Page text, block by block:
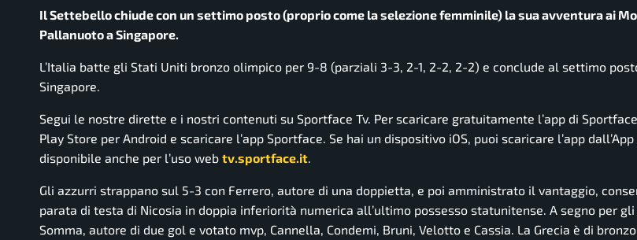
Il Settebello chiude con un settimo posto (proprio come la selezione femminile) la sua avventura ai
Pallanuoto a Singapore.
L’Italia batte gli Stati Uniti bronzo olimpico per 9-8 (parziali 3-3, 2-1, 2-2, 2-2) e conclude al settimo
Singapore.
Segui le nostre dirette e i nostri contenuti su Sportface Tv. Per scaricare gratuitamente l’app di
Play Store per Android e scaricare l’app Sportface. Se hai un dispositivo iOS, puoi scaricare l’app dall’App
disponibile anche per l’uso web tv.sportface.it.
Gli azzurri strappano sul 5-3 con Ferrero, autore di una doppietta, e poi amministrato il vantaggio,
parata di testa di Nicosia in doppia inferiorità numerica all’ultimo possesso statunitense. A segno per
Somma, autore di due gol e votato mvp, Cannella, Condemi, Bruni, Velotto e Cassia. La Grecia è di